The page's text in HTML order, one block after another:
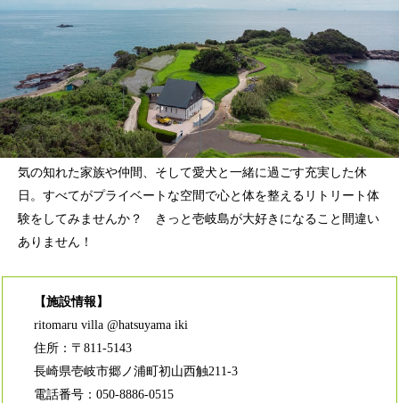
気の知れた家族や仲間、そして愛犬と一緒に過ごす充実した休
日。すべてがプライベートな空間で心と体を整えるリトリート体
験をしてみませんか？ きっと壱岐島が大好きになること間違い
ありません！
【施設情報】
ritomaru villa @hatsuyama iki
住所：〒811-5143
長崎県壱岐市郷ノ浦町初山西触211-3
電話番号：050-8886-0515